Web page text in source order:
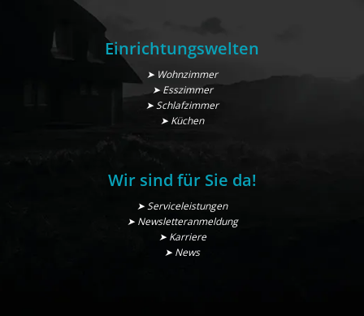
Einrichtungswelten
➤ Wohnzimmer
➤ Esszimmer
➤ Schlafzimmer
➤ Küchen
Wir sind für Sie da!
➤ Serviceleistungen
➤ Newsletteranmeldung
➤ Karriere
➤ News